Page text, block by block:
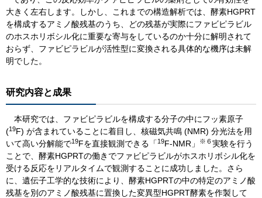
大きく左右します。しかし、これまでの構造解析では、酵素HGPRT
を構成するアミノ酸残基のうち、どの残基が実際にファビピラビル
のホスホリボシル化に重要な寄与をしているのか十分に解明されて
おらず、ファビピラビルが活性型に変換される具体的な機序は未解
明でした。
研究内容と成果
本研究では、ファビピラビルを構成する分子の中にフッ素原子
(19F) が含まれていることに着目し、核磁気共鳴 (NMR) 分光法を用
いて高い分解能で19Fを直接観測できる「 19F-NMR」 ※６実験を行う
ことで、酵素HGPRTの働きでファビピラビルがホスホリボシル化を
受ける反応をリアルタイムで観測することに成功しました。さら
に、遺伝子工学的な技術により、酵素HGPRTの中の特定のアミノ酸
残基を別のアミノ酸残基に置換した変異型HGPRT酵素を作製して